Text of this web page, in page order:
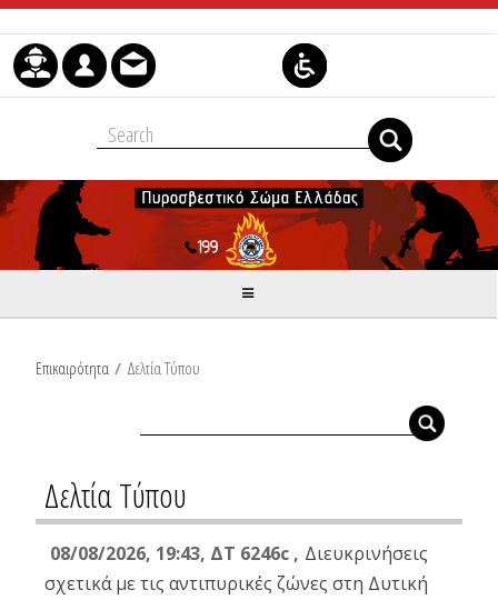
Μετάβαση στο περιεχόμενο
Επικαιρότητα / Δελτία Τύπου
Δελτία Τύπου
08/08/2026, 19:43, ΔT 6246c , Διευκρινήσεις
σχετικά με τις αντιπυρικές ζώνες στη Δυτική